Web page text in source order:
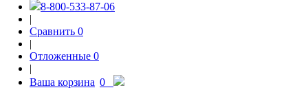
8-800-533-87-06
|
Сравнить 0
|
Отложенные 0
|
Ваша корзина 0